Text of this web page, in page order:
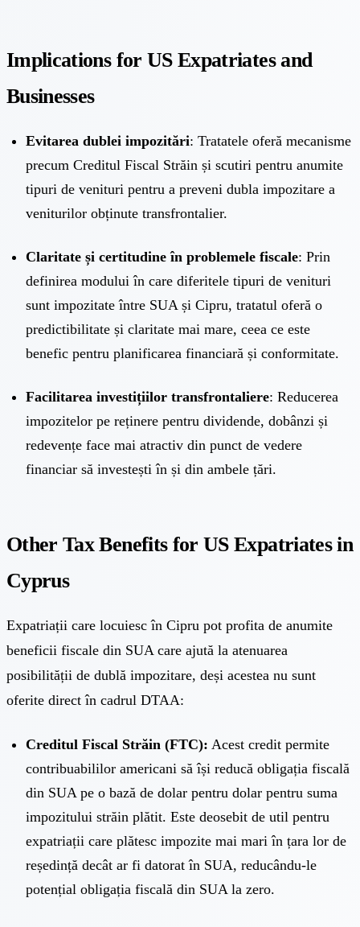
Implications for US Expatriates and
Businesses
Evitarea dublei impozitări: Tratatele oferă mecanisme
precum Creditul Fiscal Străin și scutiri pentru anumite
tipuri de venituri pentru a preveni dubla impozitare a
veniturilor obținute transfrontalier.
Claritate și certitudine în problemele fiscale: Prin
definirea modului în care diferitele tipuri de venituri
sunt impozitate între SUA și Cipru, tratatul oferă o
predictibilitate și claritate mai mare, ceea ce este
benefic pentru planificarea financiară și conformitate.
Facilitarea investițiilor transfrontaliere: Reducerea
impozitelor pe reținere pentru dividende, dobânzi și
redevențe face mai atractiv din punct de vedere
financiar să investești în și din ambele țări.
Other Tax Benefits for US Expatriates in
Cyprus
Expatriații care locuiesc în Cipru pot profita de anumite
beneficii fiscale din SUA care ajută la atenuarea
posibilității de dublă impozitare, deși acestea nu sunt
oferite direct în cadrul DTAA:
Creditul Fiscal Străin (FTC): Acest credit permite
contribuabililor americani să își reducă obligația fiscală
din SUA pe o bază de dolar pentru dolar pentru suma
impozitului străin plătit. Este deosebit de util pentru
expatriații care plătesc impozite mai mari în țara lor de
reședință decât ar fi datorat în SUA, reducându-le
potențial obligația fiscală din SUA la zero.